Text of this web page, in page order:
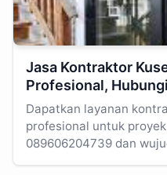
Jasa Kontraktor
Profesional,
Dapatkan layanan
profesional untuk
089606204739 dan